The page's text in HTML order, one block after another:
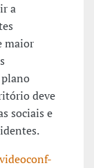
a
maior
deve
sociais e